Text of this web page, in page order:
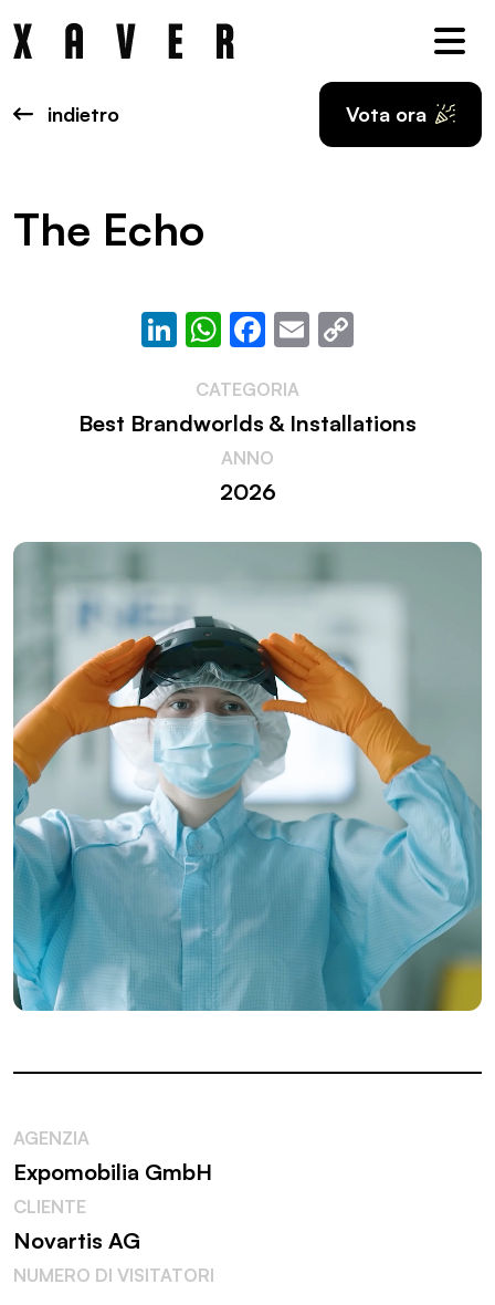
indietro Vota ora
The Echo
LinkedIn
WhatsApp
Facebook
Email
CATEGORIA
Best Brandworlds & Installations
ANNO
2026
AGENZIA
Expomobilia GmbH
CLIENTE
Novartis AG
NUMERO DI VISITATORI